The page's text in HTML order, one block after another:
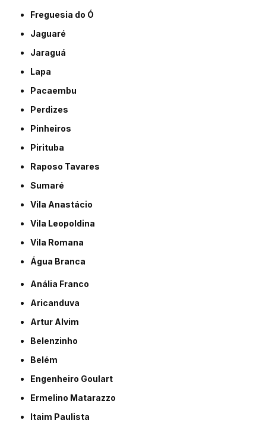
Freguesia do Ó
Jaguaré
Jaraguá
Lapa
Pacaembu
Perdizes
Pinheiros
Pirituba
Raposo Tavares
Sumaré
Vila Anastácio
Vila Leopoldina
Vila Romana
Água Branca
Anália Franco
Aricanduva
Artur Alvim
Belenzinho
Belém
Engenheiro Goulart
Ermelino Matarazzo
Itaim Paulista